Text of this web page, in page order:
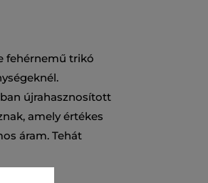
fehérnemű trikó
újrahasznosított
amely értékes
áram. Tehát